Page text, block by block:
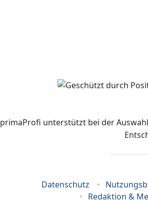
primaProfi unterstützt bei der
Datenschutz
Redaktion &